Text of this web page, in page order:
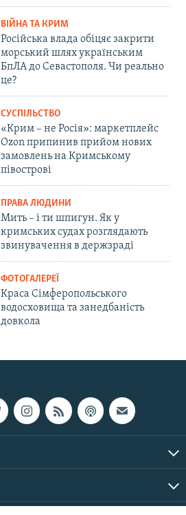
ВІЙНА ТА КРИМ
Російська влада обіцяє закрити
морський шлях українським
БпЛА до Севастополя. Чи реально
це?
СУСПІЛЬСТВО
«Крим – не Росія»: маркетплейс
Ozon припинив прийом нових
замовлень на Кримському
півострові
ПРАВА ЛЮДИНИ
Мить – і ти шпигун. Як у
кримських судах розглядають
звинувачення в держзраді
ФОТОГАЛЕРЕЇ
Краса Сімферопольського
водосховища та занедбаність
довкола